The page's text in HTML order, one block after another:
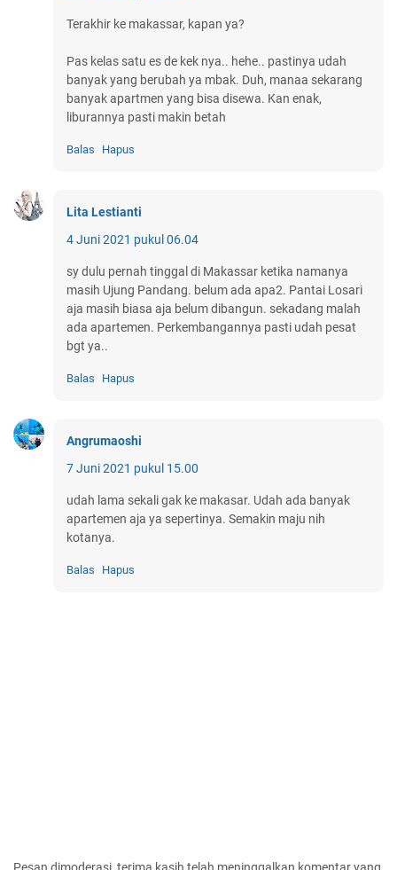
Terakhir ke makassar, kapan ya?
Pas kelas satu es de kek nya.. hehe.. pastinya udah
banyak yang berubah ya mbak. Duh, manaa sekarang
banyak apartmen yang bisa disewa. Kan enak,
liburannya pasti makin betah
Balas Hapus
Lita Lestianti
4 Juni 2021 pukul 06.04
sy dulu pernah tinggal di Makassar ketika namanya
masih Ujung Pandang. belum ada apa2. Pantai Losari
aja masih biasa aja belum dibangun. sekadang malah
ada apartemen. Perkembangannya pasti udah pesat
bgt ya..
Balas Hapus
Angrumaoshi
7 Juni 2021 pukul 15.00
udah lama sekali gak ke makasar. Udah ada banyak
apartemen aja ya sepertinya. Semakin maju nih
kotanya.
Balas Hapus